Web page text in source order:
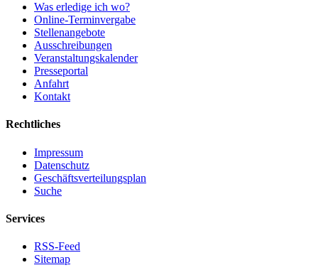
Was erledige ich wo?
Online-Terminvergabe
Stellenangebote
Ausschreibungen
Veranstaltungskalender
Presseportal
Anfahrt
Kontakt
Rechtliches
Impressum
Datenschutz
Geschäftsverteilungsplan
Suche
Services
RSS-Feed
Sitemap